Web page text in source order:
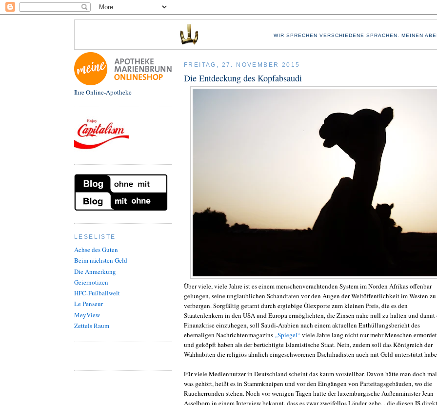
WIR SPRECHEN VERSCHIEDENE SPRACHEN. MEINEN
Ihre Online-Apotheke
LESELISTE
Achse des Guten
Beim nächsten Geld
Die Anmerkung
Geiernotizen
HFC-Fußballwelt
Le Penseur
MeyView
Zettels Raum
FREITAG, 27. NOVEMBER 2015
Die Entdeckung des Kopfabsaudi
Über viele, viele Jahre ist es einem menschenverachtenden System im Norden Afrikas offenbar
gelungen, seine unglaublichen Schandtaten vor den Augen der Weltöffentlichkeit im Westen zu
verbergen. Sorgfältig getarnt durch ergiebige Ölexporte zum kleinen Preis, die es den
Staatenlenkern in den USA und Europa ermöglichten, die Zinsen nahe null zu halten und damit
Finanzkrise einzuhegen, soll Saudi-Arabien nach einem aktuellen Enthüllungsbericht des
ehemaligen Nachrichtenmagazins „Spiegel“viele Jahre lang nicht nur mehr Menschen ermordet
und geköpft haben als der berüchtigte Islamistische Staat. Nein, zudem soll das Königreich der
Wahhabiten die religiös ähnlich eingeschworenen Dschihadisten auch mit Geld unterstützt
Für viele Mediennutzer in Deutschland scheint das kaum vorstellbar. Davon hätte man doch mal
was gehört, heißt es in Stammkneipen und vor den Eingängen von Parteitagsgebäuden, wo die
Raucherrunden stehen. Noch vor wenigen Tagen hatte der luxemburgische Außenminister Jean
Asselborn in einem Interview bekannt, dass es zwar zweifellos Länder gebe, „die diesen IS direkt